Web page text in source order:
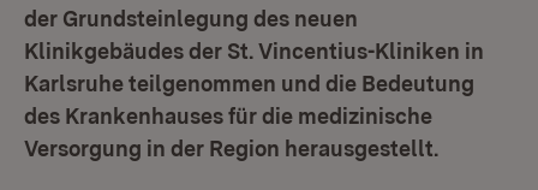
der Grundsteinlegung des neuen
Klinikgebäudes der St. Vincentius-Kliniken in
Karlsruhe teilgenommen und die Bedeutung
des Krankenhauses für die medizinische
Versorgung in der Region herausgestellt.